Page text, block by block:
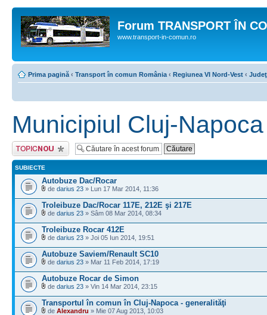
Forum TRANSPORT ÎN
www.transport-in-comun.ro
Prima pagină ‹ Transport în comun România ‹ Regiunea VI Nord-Vest ‹
Municipiul Cluj-Napoca
Scrie un subiect
nou
SUBIECTE
Autobuze Dac/Rocar
de darius 23 » Lun 17 Mar 2014, 11:36
Troleibuze Dac/Rocar 117E, 212E şi 217E
de darius 23 » Sâm 08 Mar 2014, 08:34
Troleibuze Rocar 412E
de darius 23 » Joi 05 Iun 2014, 19:51
Autobuze Saviem/Renault SC10
de darius 23 » Mar 11 Feb 2014, 17:19
Autobuze Rocar de Simon
de darius 23 » Vin 14 Mar 2014, 23:15
Transportul în comun în Cluj-Napoca - generalităţi
de Alexandru » Mie 07 Aug 2013, 10:03